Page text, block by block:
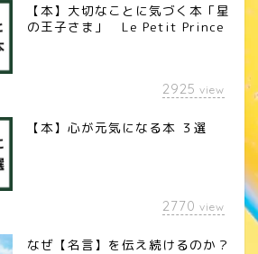
【本】大切なことに気づく本「星
の王子さま」 Le Petit Prince
2925 view
【本】心が元気になる本 ３選
2770 view
なぜ【名言】を伝え続けるのか？